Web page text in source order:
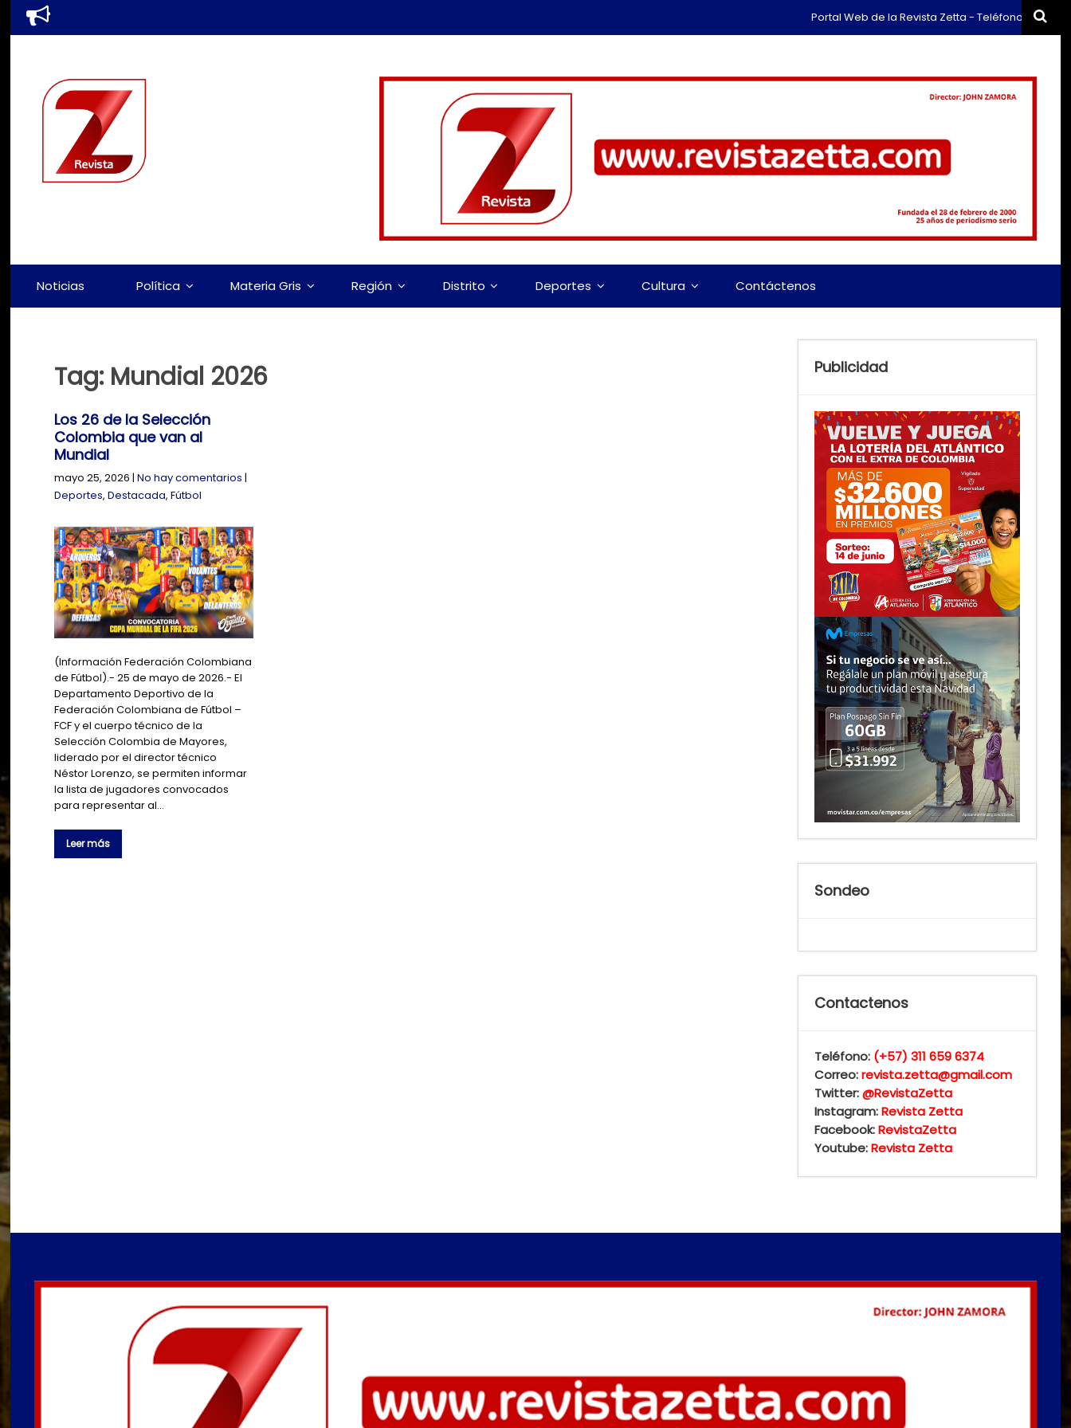
Portal Web de la Revista Zetta - Teléfono: (+57) 311
Noticias Política Materia Gris Región Distrito Deportes Cultura Contáctenos
Tag: Mundial 2026
Los 26 de la Selección
Colombia que van al
Mundial
mayo 25, 2026 |No hay comentarios |
Deportes,Destacada,Fútbol
(Información Federación Colombiana
de Fútbol).- 25 de mayo de 2026.- El
Departamento Deportivo de la
Federación Colombiana de Fútbol –
FCF y el cuerpo técnico de la
Selección Colombia de Mayores,
liderado por el director técnico
Néstor Lorenzo, se permiten informar
la lista de jugadores convocados
para representar al…
Leer más
Publicidad
Sondeo
Contactenos
Teléfono: (+57) 311 659 6374
Correo:revista.zetta@gmail.com
Twitter:@RevistaZetta
Instagram:Revista Zetta
Facebook:RevistaZetta
Youtube:Revista Zetta